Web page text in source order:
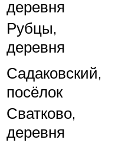
деревня
Рубцы,
деревня
Садаковский,
посёлок
Сватково,
деревня